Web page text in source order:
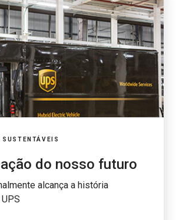
SUSTENTÁVEIS
do nosso futuro
alcança a história